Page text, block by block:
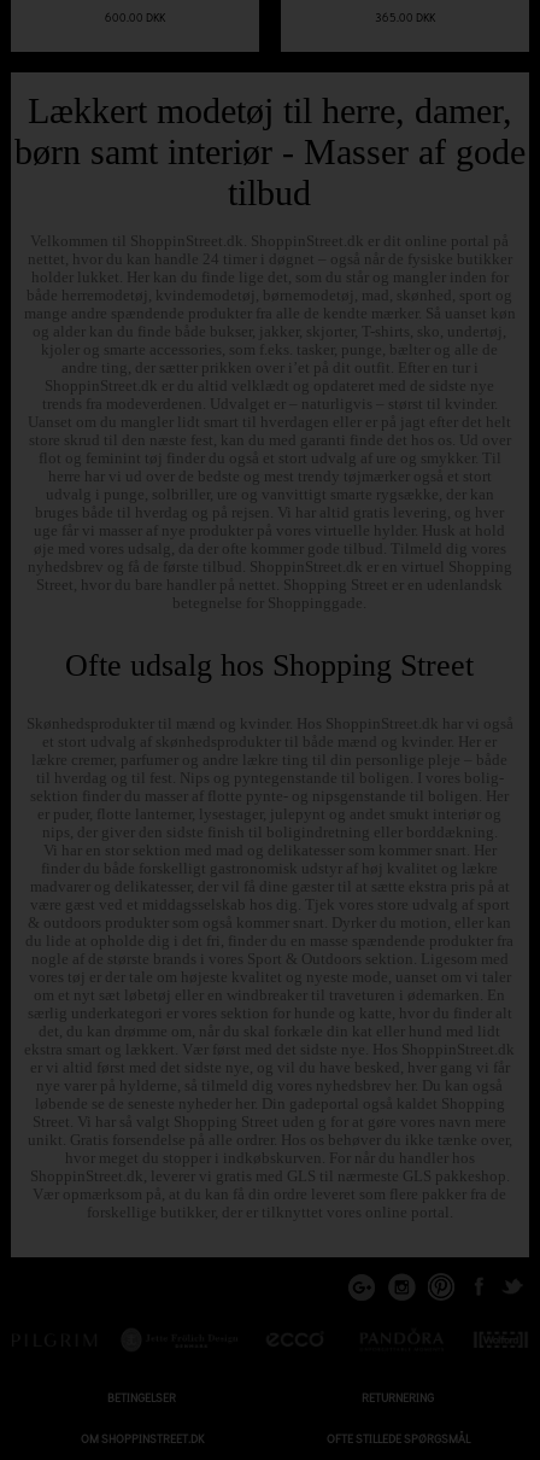
600.00 DKK 365.00 DKK
Lækkert modetøj til herre, damer,
børn samt interiør - Masser af gode
tilbud
Velkommen til ShoppinStreet.dk. ShoppinStreet.dk er dit online portal på
nettet, hvor du kan handle 24 timer i døgnet – også når de fysiske butikker
holder lukket. Her kan du finde lige det, som du står og mangler inden for
både herremodetøj, kvindemodetøj, børnemodetøj, mad, skønhed, sport og
mange andre spændende produkter fra alle de kendte mærker. Så uanset køn
og alder kan du finde både bukser, jakker, skjorter, T-shirts, sko, undertøj,
kjoler og smarte accessories, som f.eks. tasker, punge, bælter og alle de
andre ting, der sætter prikken over i’et på dit outfit. Efter en tur i
ShoppinStreet.dk er du altid velklædt og opdateret med de sidste nye
trends fra modeverdenen. Udvalget er – naturligvis – størst til kvinder.
Uanset om du mangler lidt smart til hverdagen eller er på jagt efter det helt
store skrud til den næste fest, kan du med garanti finde det hos os. Ud over
flot og feminint tøj finder du også et stort udvalg af ure og smykker. Til
herre har vi ud over de bedste og mest trendy tøjmærker også et stort
udvalg i punge, solbriller, ure og vanvittigt smarte rygsække, der kan
bruges både til hverdag og på rejsen. Vi har altid gratis levering, og hver
uge får vi masser af nye produkter på vores virtuelle hylder. Husk at hold
øje med vores udsalg, da der ofte kommer gode tilbud. Tilmeld dig vores
nyhedsbrev og få de første tilbud. ShoppinStreet.dk er en virtuel Shopping
Street, hvor du bare handler på nettet. Shopping Street er en udenlandsk
betegnelse for Shoppinggade.
Ofte udsalg hos Shopping Street
Skønhedsprodukter til mænd og kvinder. Hos ShoppinStreet.dk har vi også
et stort udvalg af skønhedsprodukter til både mænd og kvinder. Her er
lækre cremer, parfumer og andre lækre ting til din personlige pleje – både
til hverdag og til fest. Nips og pyntegenstande til boligen. I vores bolig-
sektion finder du masser af flotte pynte- og nipsgenstande til boligen. Her
er puder, flotte lanterner, lysestager, julepynt og andet smukt interiør og
nips, der giver den sidste finish til boligindretning eller borddækning.
Vi har en stor sektion med mad og delikatesser som kommer snart. Her
finder du både forskelligt gastronomisk udstyr af høj kvalitet og lækre
madvarer og delikatesser, der vil få dine gæster til at sætte ekstra pris på at
være gæst ved et middagsselskab hos dig. Tjek vores store udvalg af sport
& outdoors produkter som også kommer snart. Dyrker du motion, eller kan
du lide at opholde dig i det fri, finder du en masse spændende produkter fra
nogle af de største brands i vores Sport & Outdoors sektion. Ligesom med
vores tøj er der tale om højeste kvalitet og nyeste mode, uanset om vi taler
om et nyt sæt løbetøj eller en windbreaker til traveturen i ødemarken. En
særlig underkategori er vores sektion for hunde og katte, hvor du finder alt
det, du kan drømme om, når du skal forkæle din kat eller hund med lidt
ekstra smart og lækkert. Vær først med det sidste nye. Hos ShoppinStreet.dk
er vi altid først med det sidste nye, og vil du have besked, hver gang vi får
nye varer på hylderne, så tilmeld dig vores nyhedsbrev her. Du kan også
løbende se de seneste nyheder her. Din gadeportal også kaldet Shopping
Street. Vi har så valgt Shopping Street uden g for at gøre vores navn mere
unikt. Gratis forsendelse på alle ordrer. Hos os behøver du ikke tænke over,
hvor meget du stopper i indkøbskurven. For når du handler hos
ShoppinStreet.dk, leverer vi gratis med GLS til nærmeste GLS pakkeshop.
Vær opmærksom på, at du kan få din ordre leveret som flere pakker fra de
forskellige butikker, der er tilknyttet vores online portal.
BETINGELSER RETURNERING
OM SHOPPINSTREET.DK OFTE STILLEDE SPØRGSMÅL